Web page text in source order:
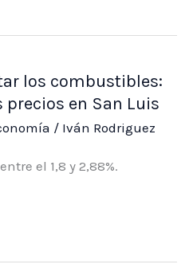
los combustibles:
en San Luis
/ Iván Rodriguez
el 1,8 y 2,88%.